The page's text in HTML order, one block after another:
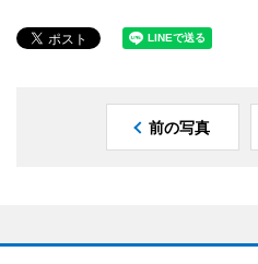
前の写真